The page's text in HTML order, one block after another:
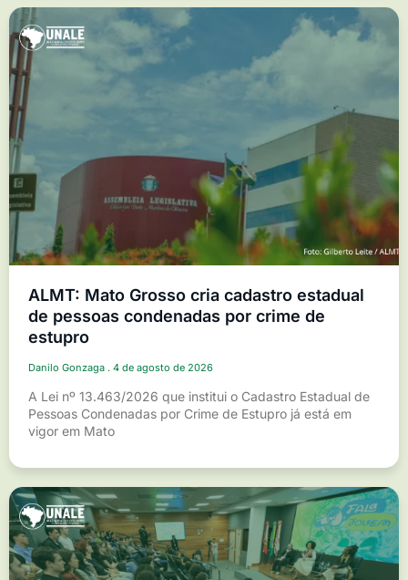
ALMT: Mato Grosso cria cadastro estadual
de pessoas condenadas por crime de
estupro
Danilo Gonzaga 4 de agosto de 2026
A Lei nº 13.463/2026 que institui o Cadastro Estadual de
Pessoas Condenadas por Crime de Estupro já está em
vigor em Mato